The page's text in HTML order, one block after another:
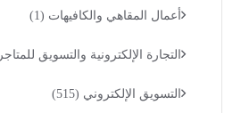
أعمال المقاهي والكافيهات (1)
التجارة الإلكترونية والتسويق للمتاجر
التسويق الإلكتروني (515)